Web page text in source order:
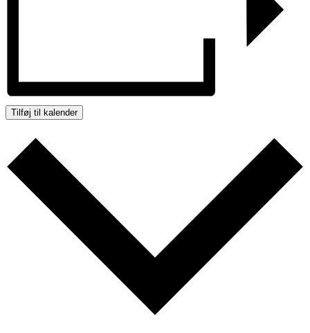
Tilføj til kalender